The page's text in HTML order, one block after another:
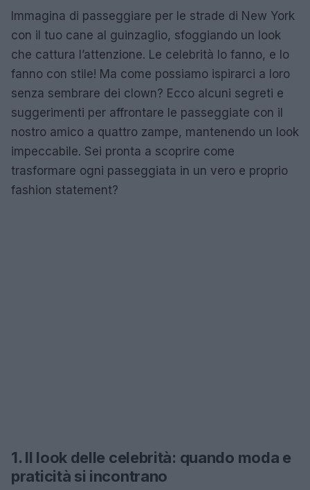
Immagina di passeggiare per le strade di New York
con il tuo cane al guinzaglio, sfoggiando un look
che cattura l’attenzione. Le celebrità lo fanno, e lo
fanno con stile! Ma come possiamo ispirarci a loro
senza sembrare dei clown? Ecco alcuni segreti e
suggerimenti per affrontare le passeggiate con il
nostro amico a quattro zampe, mantenendo un look
impeccabile. Sei pronta a scoprire come
trasformare ogni passeggiata in un vero e proprio
fashion statement?
1. Il look delle celebrità: quando moda e
praticità si incontrano